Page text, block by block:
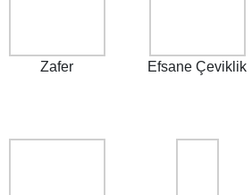
Zafer Efsane Çeviklik